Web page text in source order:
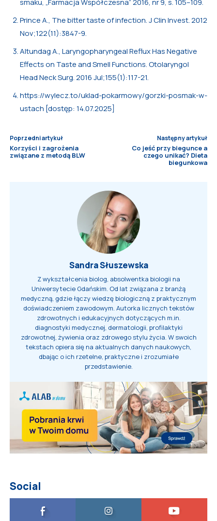
Prince A., The bitter taste of infection. J Clin Invest. 2012
Nov;122(11):3847-9.
Altundag A., Laryngopharyngeal Reflux Has Negative
Effects on Taste and Smell Functions. Otolaryngol
Head Neck Surg. 2016 Jul;155(1):117-21.
https://wylecz.to/uklad-pokarmowy/gorzki-posmak-w-
ustach [dostęp: 14.07.2025]
Poprzedni artykuł
Korzyści i zagrożenia
związane z metodą BLW
Następny artykuł
Co jeść przy biegunce a
czego unikać? Dieta
biegunkowa
Sandra Słuszewska
Z wykształcenia biolog, absolwentka biologii na
Uniwersytecie Gdańskim. Od lat związana z branżą
medyczną, gdzie łączy wiedzę biologiczną z praktycznym
doświadczeniem zawodowym. Autorka licznych tekstów
zdrowotnych i edukacyjnych dotyczących m.in.
diagnostyki medycznej, dermatologii, profilaktyki
zdrowotnej, żywienia oraz zdrowego stylu życia. W swoich
tekstach opiera się na aktualnych danych naukowych,
dbając o ich rzetelne, praktyczne i zrozumiałe
przedstawienie.
Social